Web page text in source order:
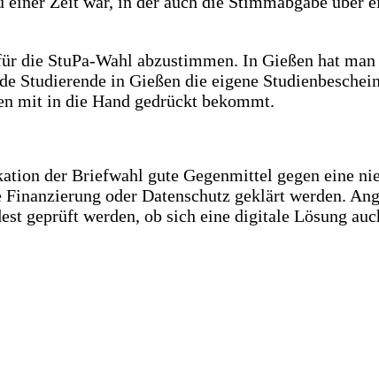
die StuPa-Wahl abzustimmen. In Gießen hat
Studierende in Gießen die eigene
mit in die Hand gedrückt bekommt.
der Briefwahl gute Gegenmittel gegen eine
oder Datenschutz geklärt werden.
geprüft werden, ob sich eine digitale Lösung